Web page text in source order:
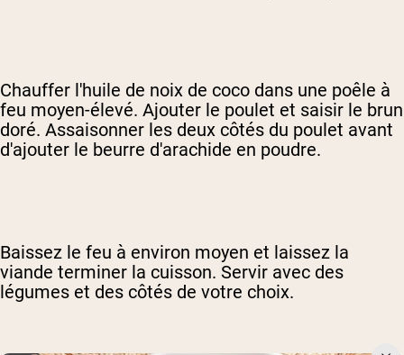
Chauffer l'huile de noix de coco dans une poêle à
feu moyen-élevé. Ajouter le poulet et saisir le brun
doré. Assaisonner les deux côtés du poulet avant
d'ajouter le beurre d'arachide en poudre.
Baissez le feu à environ moyen et laissez la
viande terminer la cuisson. Servir avec des
légumes et des côtés de votre choix.